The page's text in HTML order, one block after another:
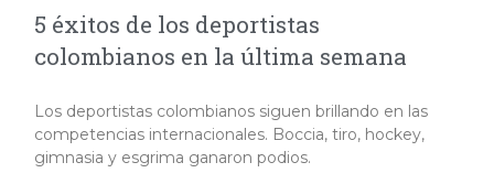
5 éxitos de los deportistas
colombianos en la última semana
Los deportistas colombianos siguen brillando en las
competencias internacionales. Boccia, tiro, hockey,
gimnasia y esgrima ganaron podios.